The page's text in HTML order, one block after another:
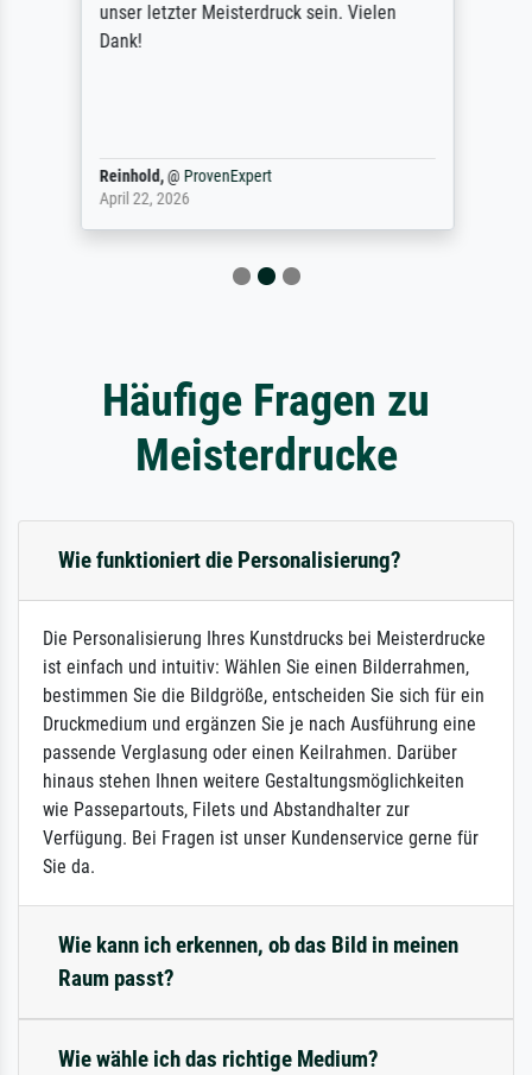
unser letzter Meisterdruck sein. Vielen
Dank!
Reinhold,@ ProvenExpert
April 22, 2026
Häufige Fragen zu
Meisterdrucke
Wie funktioniert die Personalisierung?
Die Personalisierung Ihres Kunstdrucks bei Meisterdrucke
ist einfach und intuitiv: Wählen Sie einen Bilderrahmen,
bestimmen Sie die Bildgröße, entscheiden Sie sich für ein
Druckmedium und ergänzen Sie je nach Ausführung eine
passende Verglasung oder einen Keilrahmen. Darüber
hinaus stehen Ihnen weitere Gestaltungsmöglichkeiten
wie Passepartouts, Filets und Abstandhalter zur
Verfügung. Bei Fragen ist unser Kundenservice gerne für
Sie da.
Wie kann ich erkennen, ob das Bild in meinen
Raum passt?
Wie wähle ich das richtige Medium?